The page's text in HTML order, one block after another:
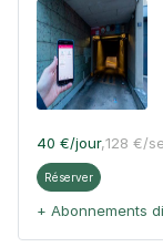
40 €/jour,128 €/
Réserver
+ Abonnements